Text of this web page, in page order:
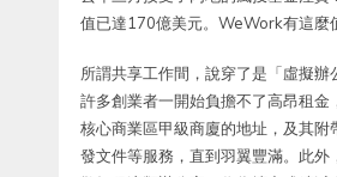
值已達170億美元。WeWork有這麼
所謂共享工作間，說穿了是「虛擬辦
許多創業者一開始負擔不了高昂租金
核心商業區甲級商廈的地址，及其附
發文件等服務，直到羽翼豐滿。此外